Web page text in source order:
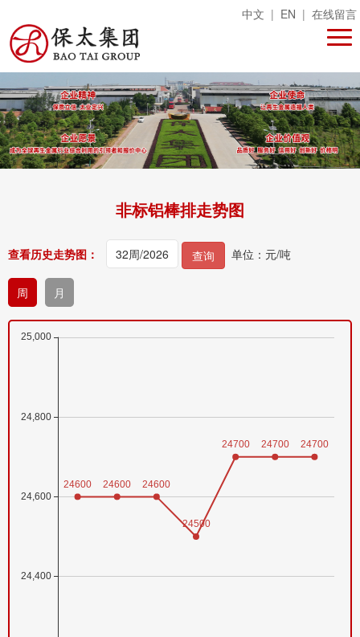
中文 | EN | 在线留言
非标铝棒排走势图
查看历史走势图： 查询 单位：元/吨
周 月